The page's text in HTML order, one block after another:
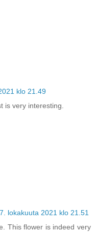
klo 21.49
is very interesting.
lokakuuta 2021 klo 21.51
This flower is indeed very